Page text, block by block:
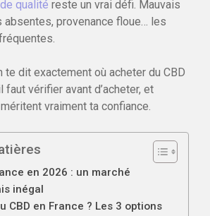
qualité reste un vrai défi. Mauvais
absentes, provenance floue… les
te dit exactement où acheter du CBD
faut vérifier avant d’acheter, et
vraiment ta confiance.
en 2026 : un marché
inégal
CBD en France ? Les 3 options